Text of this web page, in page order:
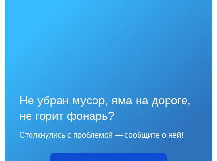
Не убран мусор, яма на дороге,
не горит фонарь?
Столкнулись с проблемой — сообщите о ней!